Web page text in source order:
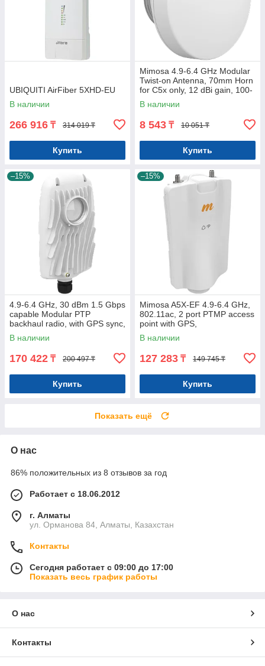
UBIQUITI AirFiber 5XHD-EU
В наличии
266 916 ₸ 314 019 ₸
Купить
Mimosa 4.9-6.4 GHz Modular
Twist-on Antenna, 70mm Horn
for C5x only, 12 dBi gain, 100-
00086
В наличии
8 543 ₸ 10 051 ₸
Купить
–15%
4.9-6.4 GHz, 30 dBm 1.5 Gbps
capable Modular PTP
backhaul radio, with GPS sync,
uses N5-X Antennas - POE
NOT I
В наличии
170 422 ₸ 200 497 ₸
Купить
–15%
Mimosa A5X-EF 4.9-6.4 GHz,
802.11ac, 2 port PTMP access
point with GPS,
Connectorized. POE NOT
INCLUDED, 100-0
В наличии
127 283 ₸ 149 745 ₸
Купить
Показать ещё
О нас
86% положительных из 8 отзывов за год
Работает с 18.06.2012
г. Алматы
ул. Орманова 84, Алматы, Казахстан
Контакты
Сегодня работает с 09:00 до 17:00
Показать весь график работы
О нас
Контакты